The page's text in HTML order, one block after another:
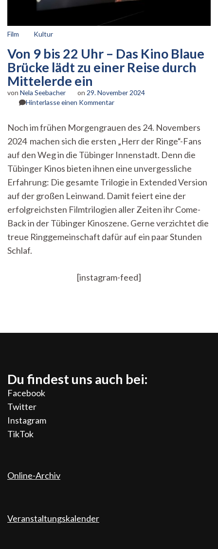
Film Kultur
Von 9 bis 22 Uhr – Das Kino Blaue
Brücke lädt zu einer Reise durch
Mittelerde ein
von Nela Seebacher on 29. November 2024
Hinterlasse einen Kommentarzu
bis
22
Uhr
–
Das
Kino
Blaue
Brücke
lädt
einer
Reise
Noch im frühen Morgengrauen des 24. Novembers
2024 machen sich die ersten „Herr der Ringe“-Fans
auf den Weg in die Tübinger Innenstadt. Denn die
Tübinger Kinos bieten ihnen eine unvergessliche
Erfahrung: Die gesamte Trilogie in Extended Version
auf der großen Leinwand. Damit feiert eine der
erfolgreichsten Filmtrilogien aller Zeiten ihr Come-
Back in der Tübinger Kinoszene. Gerne verzichtet die
treue Ringgemeinschaft dafür auf ein paar Stunden
Schlaf.
[instagram-feed]
Du findest uns auch bei:
Facebook
Twitter
Instagram
TikTok
Online-Archiv
Veranstaltungskalender